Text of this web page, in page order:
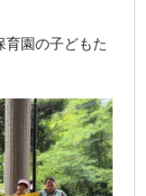
育園の子どもた